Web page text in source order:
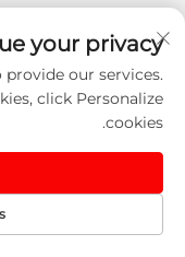
your privacy
our services.
click Personalize
cookies.